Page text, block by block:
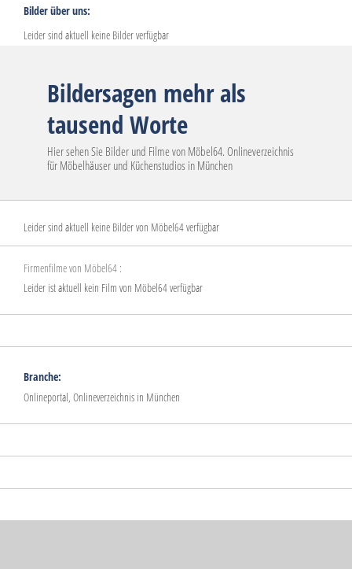
Bilder über uns:
Leider sind aktuell keine Bilder verfügbar
Bildersagen mehr als
tausend Worte
Hier sehen Sie Bilder und Filme von Möbel64. Onlineverzeichnis
für Möbelhäuser und Küchenstudios in München
Leider sind aktuell keine Bilder von Möbel64 verfügbar
Firmenfilme von Möbel64 :
Leider ist aktuell kein Film von Möbel64 verfügbar
Branche:
Onlineportal, Onlineverzeichnis in München